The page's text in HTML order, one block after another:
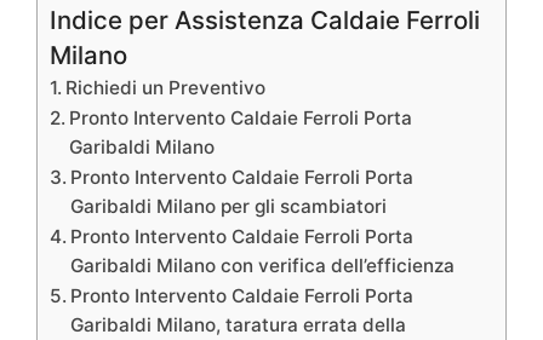
Indice per Assistenza Caldaie Ferroli
Milano
Richiedi un Preventivo
Pronto Intervento Caldaie Ferroli Porta
Garibaldi Milano
Pronto Intervento Caldaie Ferroli Porta
Garibaldi Milano per gli scambiatori
Pronto Intervento Caldaie Ferroli Porta
Garibaldi Milano con verifica dell’efficienza
Pronto Intervento Caldaie Ferroli Porta
Garibaldi Milano, taratura errata della